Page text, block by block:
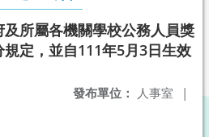
所屬各機關學校公務人員獎
定，並自111年5月3日生效
發布單位： 人事室 |